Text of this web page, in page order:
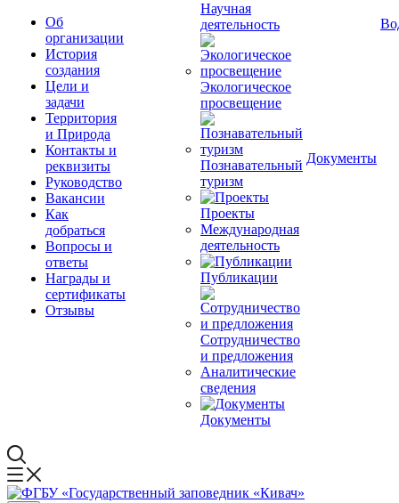
Об
организации
История
создания
Цели и
задачи
Территория
и Природа
Контакты и
реквизиты
Руководство
Вакансии
Как
добраться
Вопросы и
ответы
Награды и
сертификаты
Отзывы
Научная
деятельность
Экологическое
просвещение
Познавательный
туризм
Проекты
Международная
деятельность
Публикации
Сотрудничество
и предложения
Аналитические
сведения
Документы
Документы